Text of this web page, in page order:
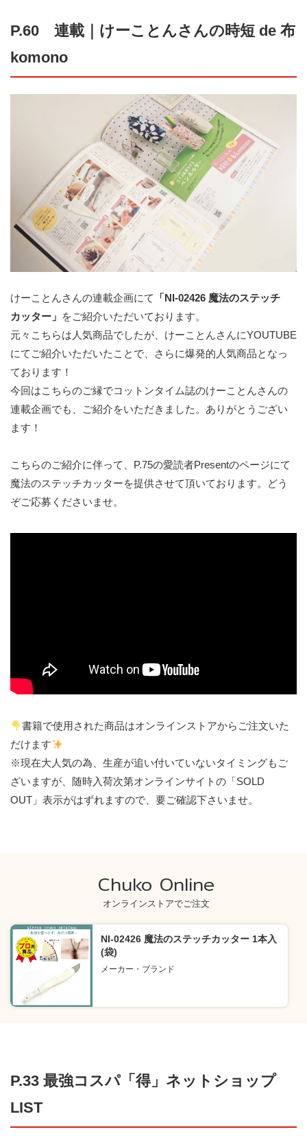
P.60 連載｜けーことんさんの時短 de 布
komono
けーことんさんの連載企画にて
「NI-02426 魔法のステッチ
カッター」 をご紹介いただいております。
元々こちらは人気商品でしたが、けーことんさんにYOUTUBE
にてご紹介いただいたことで、さらに爆発的人気商品となっ
ております！
今回はこちらのご縁でコットンタイム誌のけーことんさんの
連載企画でも、ご紹介をいただきました。ありがとうござい
ます！
こちらのご紹介に伴って、P.75の愛読者Presentのページにて
魔法のステッチカッターを提供させて頂いております。どう
ぞご応募くださいませ。
書籍で使用された商品はオンラインストアからご注文いた
だけます
※現在大人気の為、生産が追い付いていないタイミングもご
ざいますが、随時入荷次第オンラインサイトの「SOLD
OUT」表示がはずれますので、要ご確認下さいませ。
Chuko Online
オンラインストアでご注文
NI-02426 魔法のステッチカッター 1本入
(袋)
メーカー・ブランド
P.33 最強コスパ「得」ネットショップ
LIST